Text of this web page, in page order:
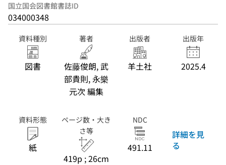
国立国会図書館書誌ID
034000348
資料種別
図書
著者
佐藤俊朗, 武
部貴則, 永樂
元次 編集
出版者
羊土社
出版年
2025.4
資料形態
紙
ページ数・大き
さ等
419p ; 26cm
NDC
491.11
詳細を見
る